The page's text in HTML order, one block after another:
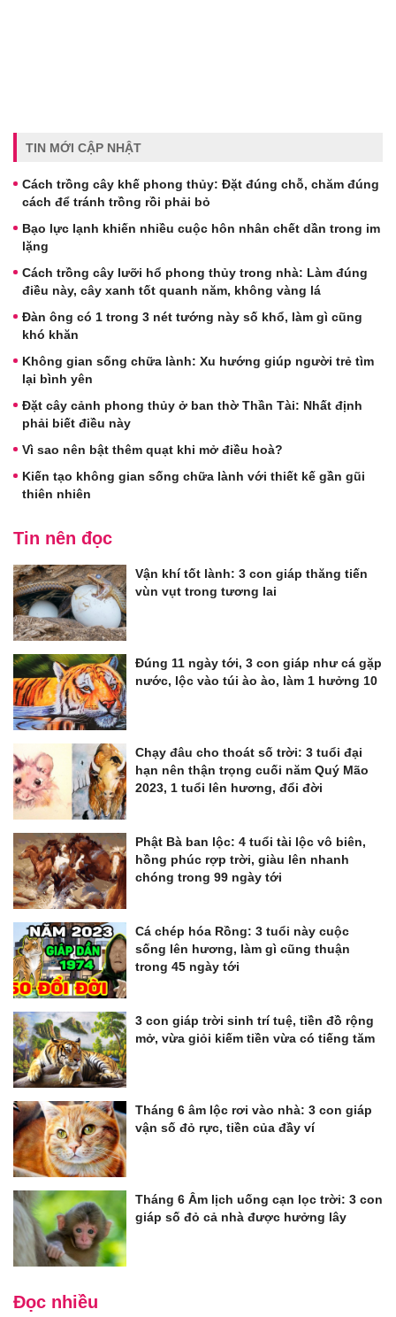
TIN MỚI CẬP NHẬT
Cách trồng cây khế phong thủy: Đặt đúng chỗ, chăm đúng
cách để tránh trồng rồi phải bỏ
Bạo lực lạnh khiến nhiều cuộc hôn nhân chết dần trong im
lặng
Cách trồng cây lưỡi hổ phong thủy trong nhà: Làm đúng
điều này, cây xanh tốt quanh năm, không vàng lá
Đàn ông có 1 trong 3 nét tướng này số khổ, làm gì cũng
khó khăn
Không gian sống chữa lành: Xu hướng giúp người trẻ tìm
lại bình yên
Đặt cây cảnh phong thủy ở ban thờ Thần Tài: Nhất định
phải biết điều này
Vì sao nên bật thêm quạt khi mở điều hoà?
Kiến tạo không gian sống chữa lành với thiết kế gần gũi
thiên nhiên
Tin nên đọc
Vận khí tốt lành: 3 con giáp thăng tiến
vùn vụt trong tương lai
Đúng 11 ngày tới, 3 con giáp như cá gặp
nước, lộc vào túi ào ào, làm 1 hưởng 10
Chạy đâu cho thoát số trời: 3 tuổi đại
hạn nên thận trọng cuối năm Quý Mão
2023, 1 tuổi lên hương, đổi đời
Phật Bà ban lộc: 4 tuổi tài lộc vô biên,
hồng phúc rợp trời, giàu lên nhanh
chóng trong 99 ngày tới
Cá chép hóa Rồng: 3 tuổi này cuộc
sống lên hương, làm gì cũng thuận
trong 45 ngày tới
3 con giáp trời sinh trí tuệ, tiền đồ rộng
mở, vừa giỏi kiếm tiền vừa có tiếng tăm
Tháng 6 âm lộc rơi vào nhà: 3 con giáp
vận số đỏ rực, tiền của đầy ví
Tháng 6 Âm lịch uống cạn lọc trời: 3 con
giáp số đỏ cả nhà được hưởng lây
Đọc nhiều